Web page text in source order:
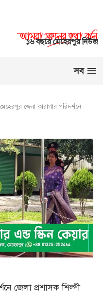
১৬ বছরে মেহেরপুর নিউজ
সব
মেহেরপুর জেলা কারাগার পরিদর্শনে
জেলা প্রশাসক শিল্পী